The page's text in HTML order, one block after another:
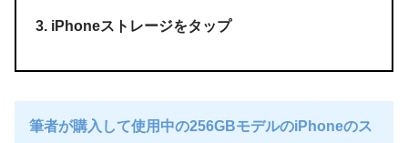
iPhoneストレージをタップ
筆者が購入して使用中の256GBモデルのiPhoneのス